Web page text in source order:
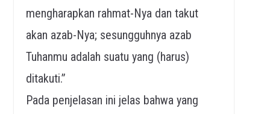
mengharapkan rahmat-Nya dan takut
akan azab-Nya; sesungguhnya azab
Tuhanmu adalah suatu yang (harus)
ditakuti.”
Pada penjelasan ini jelas bahwa yang